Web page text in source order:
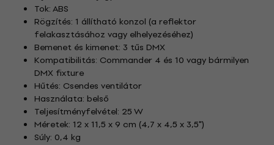
Tok: ABS
Rögzítés: 1 állítható konzol (a reflektor
felakasztásához vagy elhelyezéséhez)
Bemenet és kimenet: 3 tűs DMX
Kompatibilitás: Commander 4 és 10 vagy bármilyen
DMX fixture
Hűtés: Csendes ventilátor
Használata: belső
Teljesítményfelvétel: 25 W
Méretek: 12 x 11,5 x 9 cm (4,7 x 4,5 x 3,5")
Súly: 0,4 kg